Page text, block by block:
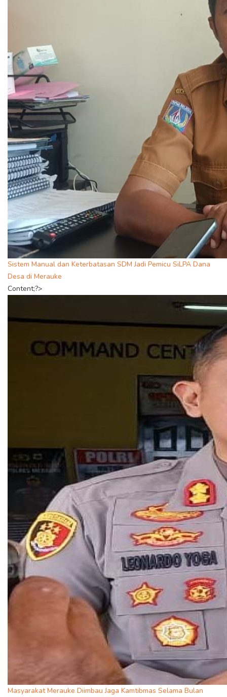
Sistem Manual dan Keterbatasan SDM Jadi Pemicu SiLPA Dana
Desa di Merauke
Content;?>
Masyarakat Merauke Diimbau Jaga Kamtibmas Selama Bulan